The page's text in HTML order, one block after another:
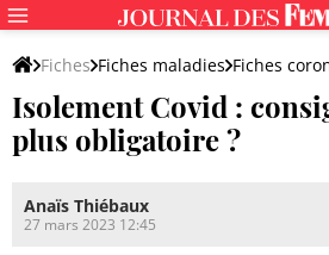
Fiches Fiches maladies Fiches
Gestion de l'épidémie Indicateurs et
Isolement Covid :
plus obligatoire ?
Anaïs Thiébaux
27 mars 2023 12:45